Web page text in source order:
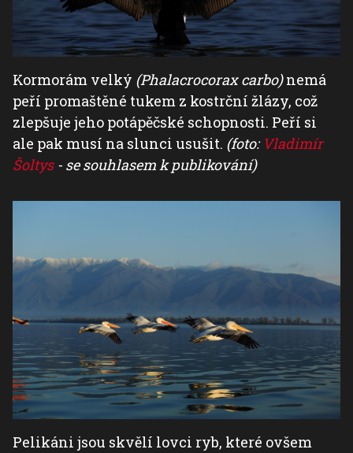
Kormorám velký (Phalacrocorax carbo)nemá
peří promaštěné tukem z kostrční žlázy, což
zlepšuje jeho potápěčské schopnosti. Peří si
ale pak musí na slunci usušit. (foto: Vladimír
Šoltys- se souhlasem k publikování)
Pelikáni jsou skvělí lovci ryb, které ovšem